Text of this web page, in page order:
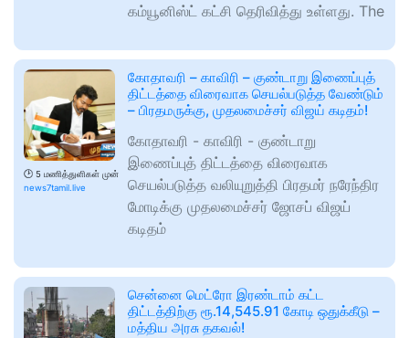
கம்யூனிஸ்ட் கட்சி தெரிவித்து உள்ளது. The
🕑 5 மணித்துளிகள் முன்
news7tamil.live
கோதாவரி – காவிரி – குண்டாறு இணைப்புத்
திட்டத்தை விரைவாக செயல்படுத்த வேண்டும்
– பிரதமருக்கு, முதலமைச்சர் விஜய் கடிதம்!
கோதாவரி - காவிரி - குண்டாறு
இணைப்புத் திட்டத்தை விரைவாக
செயல்படுத்த வலியுறுத்தி பிரதமர் நரேந்திர
மோடிக்கு முதலமைச்சர் ஜோசப் விஜய்
கடிதம்
சென்னை மெட்ரோ இரண்டாம் கட்ட
திட்டத்திற்கு ரூ.14,545.91 கோடி ஒதுக்கீடு –
மத்திய அரசு தகவல்!